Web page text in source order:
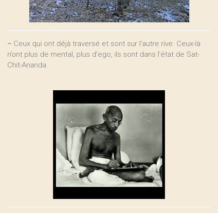
– Ceux qui ont déjà traversé et sont sur l’autre rive. Ceux-là
n’ont plus de mental, plus d’ego, ils sont dans l’état de Sat-
Chit-Ananda.